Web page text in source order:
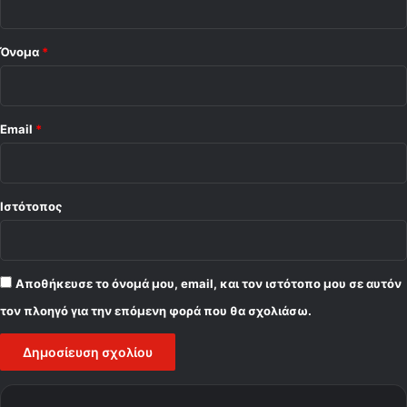
ν
η
ω
ο
ά
δ
μ
Όνομα *
Email *
Ιστότοπος
Αποθήκευσε το όνομά μου, email, και τον ιστότοπο μου σε αυτόν
τον πλοηγό για την επόμενη φορά που θα σχολιάσω.